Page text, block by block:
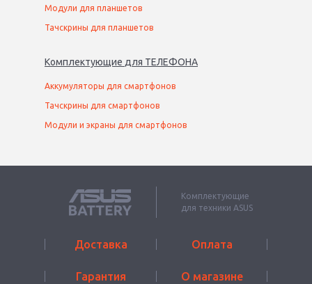
Модули для планшетов
Тачскрины для планшетов
Комплектующие для ТЕЛЕФОНА
Аккумуляторы для смартфонов
Тачскрины для смартфонов
Модули и экраны для смартфонов
Комплектующие
для техники ASUS
Доставка Оплата
Гарантия О магазине